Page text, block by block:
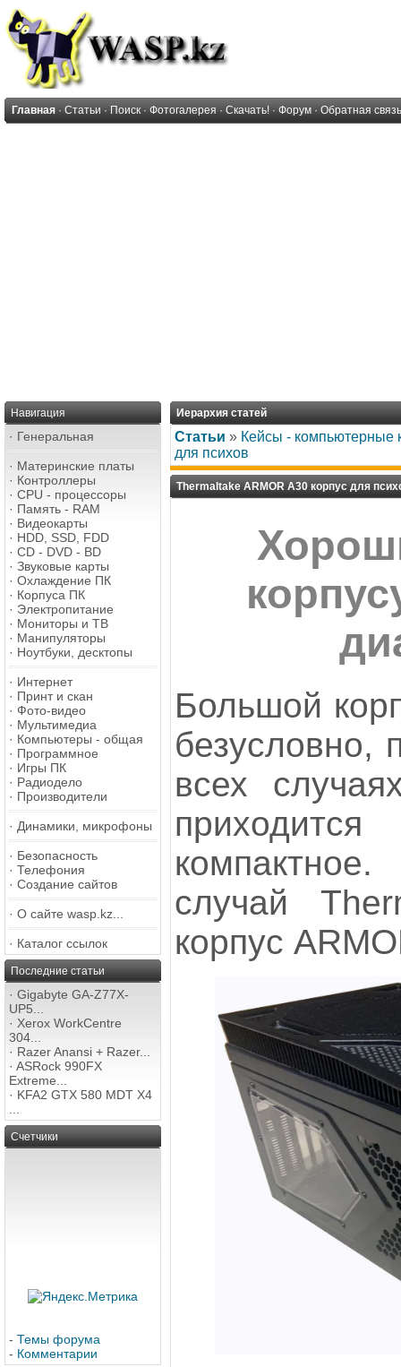
Главная · Статьи · Поиск · Фотогалерея · Скачать! · Форум · Обратная связь
Навигация
· Генеральная
· Материнские платы
· Контроллеры
· CPU - процессоры
· Память - RAM
· Видеокарты
· HDD, SSD, FDD
· CD - DVD - BD
· Звуковые карты
· Охлаждение ПК
· Корпуса ПК
· Электропитание
· Мониторы и ТВ
· Манипуляторы
· Ноутбуки, десктопы
· Интернет
· Принт и скан
· Фото-видео
· Мультимедиа
· Компьютеры - общая
· Программное
· Игры ПК
· Радиодело
· Производители
· Динамики, микрофоны
· Безопасность
· Телефония
· Создание сайтов
· О сайте wasp.kz...
· Каталог ссылок
Последние статьи
· Gigabyte GA-Z77X-
UP5...
· Xerox WorkCentre
304...
· Razer Anansi + Razer...
· ASRock 990FX
Extreme...
· KFA2 GTX 580 MDT X4
Счетчики
- Темы форума
- Комментарии
Иерархия статей
Статьи » Кейсы - компьютерные
для психов
Thermaltake ARMOR A30 корпус для
Большой
безусловно,
всех
случай
корпус